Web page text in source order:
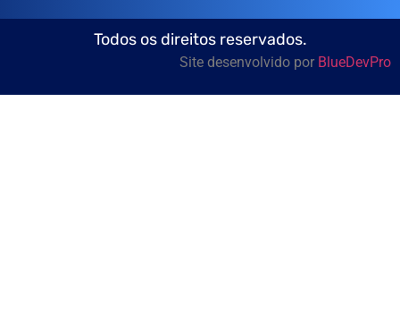
Todos os direitos reservados.
Site desenvolvido por BlueDevPro